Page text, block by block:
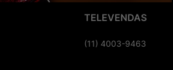
TELEVENDAS
(11) 4003-9463